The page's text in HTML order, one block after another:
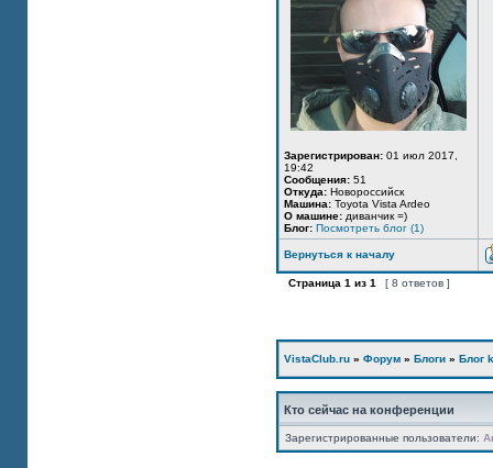
Зарегистрирован: 01 июл 2017,
19:42
Сообщения: 51
Откуда: Новороссийск
Машина: Toyota Vista Ardeo
О машине: диванчик =)
Блог: Посмотреть блог (1)
Вернуться к началу
Страница 1 из 1 [ 8 ответов ]
VistaClub.ru » Форум » Блоги » Блог
Кто сейчас на конференции
Зарегистрированные пользователи: